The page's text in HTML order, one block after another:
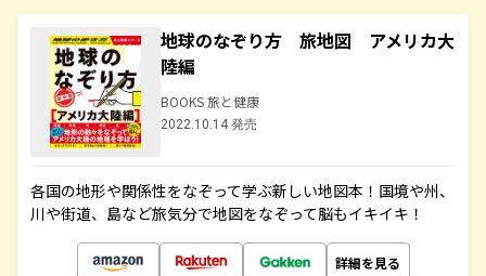
地球のなぞり方 旅地図 アメリカ大
陸編
BOOKS 旅と健康
2022.10.14 発売
各国の地形や関係性をなぞって学ぶ新しい地図本！国境や州、
川や街道、島など旅気分で地図をなぞって脳もイキイキ！
詳細を見る